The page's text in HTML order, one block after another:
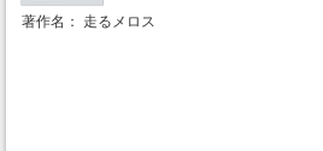
著作名： 走るメロス